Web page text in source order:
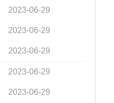
2023-06-29
2023-06-29
2023-06-29
2023-06-29
2023-06-29